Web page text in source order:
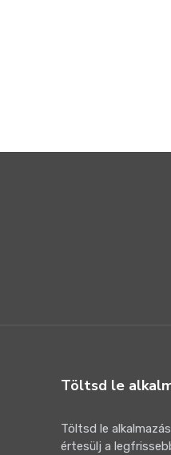
Töltsd le
Töltsd le
értesülj a